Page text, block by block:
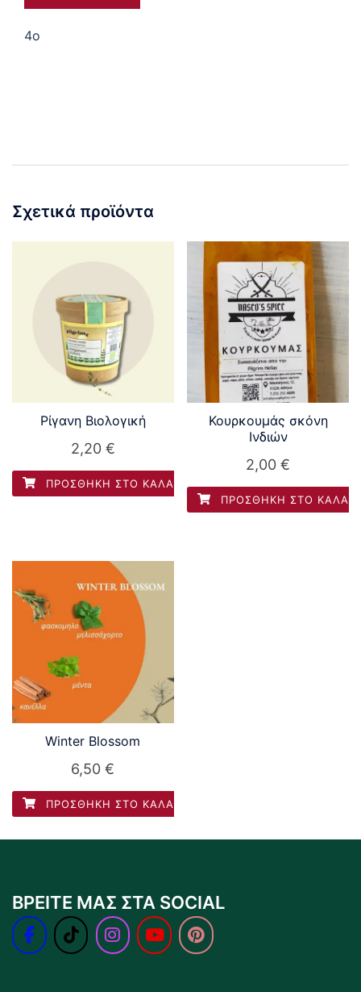
4o
Σχετικά προϊόντα
Ρίγανη Βιολογική
2,20 €
ΠΡΟΣΘΉΚΗ ΣΤΟ ΚΑΛΆΘΙ
Κουρκουμάς σκόνη
Ινδιών
2,00€
ΠΡΟΣΘΉΚΗ ΣΤΟ ΚΑΛΆΘΙ
Winter Blossom
6,50€
ΠΡΟΣΘΉΚΗ ΣΤΟ ΚΑΛΆΘΙ
ΒΡΕΙΤΕ ΜΑΣ ΣΤΑ SOCIAL